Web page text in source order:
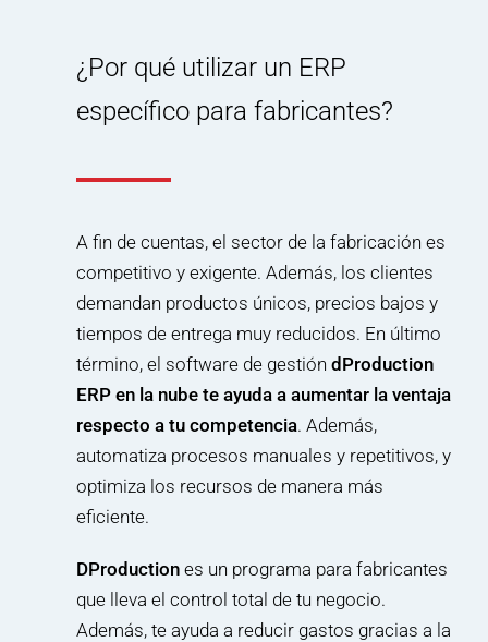
¿Por qué utilizar un ERP
específico para fabricantes?
A fin de cuentas, el sector de la fabricación es
competitivo y exigente. Además, los clientes
demandan productos únicos, precios bajos y
tiempos de entrega muy reducidos. En último
término, el software de gestión dProduction
ERP en la nube te ayuda a aumentar la ventaja
respecto a tu competencia. Además,
automatiza procesos manuales y repetitivos, y
optimiza los recursos de manera más
eficiente.
DProduction es un programa para fabricantes
que lleva el control total de tu negocio.
Además, te ayuda a reducir gastos gracias a la